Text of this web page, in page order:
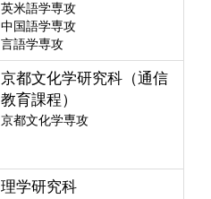
英米語学専攻
中国語学専攻
言語学専攻
京都文化学研究科（通信
教育課程）
京都文化学専攻
理学研究科